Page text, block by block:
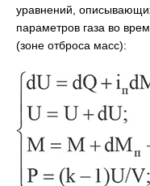
уравнений,
параметров газа во
(зоне отброса масс):